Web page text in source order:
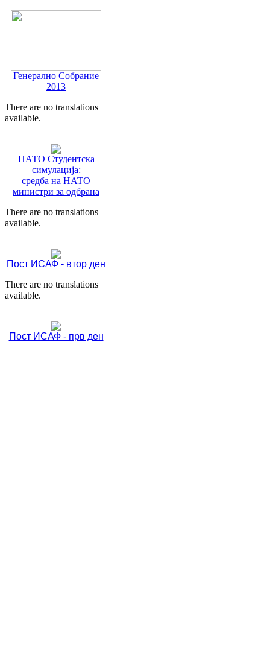
Генерално Собрание
2013
There are no translations
available.
НАТО Студентска
симулација:
средба на НАТО
министри за одбрана
There are no translations
available.
Пост ИСАФ - втор ден
There are no translations
available.
Пост ИСАФ - прв ден